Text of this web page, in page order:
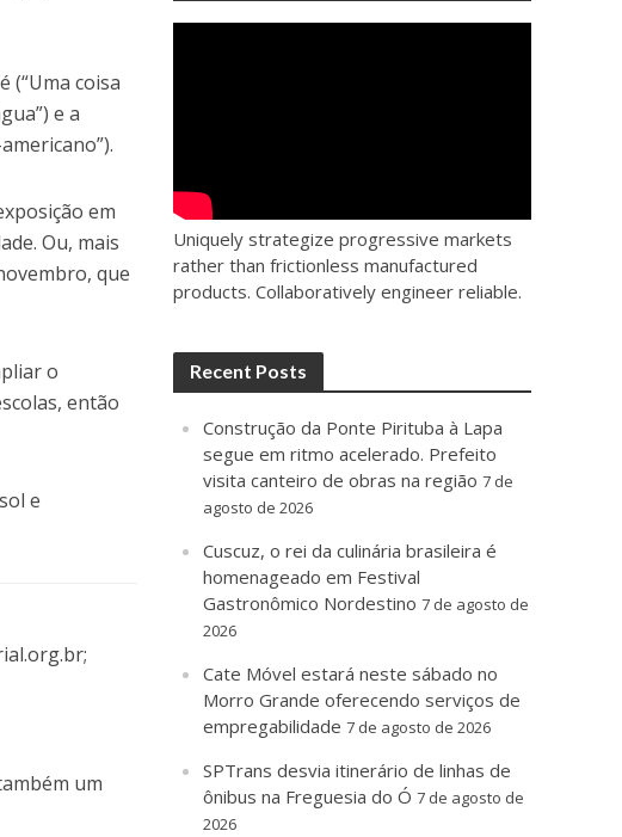
(“Uma coisa
e a
em
Ou, mais
que
o
então
e
um
Uniquely strategize progressive markets
rather than frictionless manufactured
products. Collaboratively engineer reliable.
Recent Posts
Construção da Ponte Pirituba à Lapa
segue em ritmo acelerado. Prefeito
visita canteiro de obras na região 7 de
agosto de 2026
Cuscuz, o rei da culinária brasileira é
homenageado em Festival
Gastronômico Nordestino 7 de agosto de
2026
Cate Móvel estará neste sábado no
Morro Grande oferecendo serviços de
empregabilidade 7 de agosto de 2026
SPTrans desvia itinerário de linhas de
ônibus na Freguesia do Ó 7 de agosto de
2026